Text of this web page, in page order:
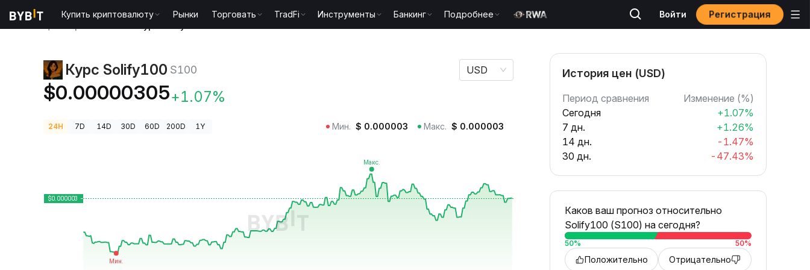
Купить криптовалюту Рынки Торговать TradFi Инструменты Банкинг Подробнее Войти Регистрация
Курс Solify100 S100
$0.00000305+1.07%
USD
24H 7D 14D 30D 60D 200D 1Y Мин. $ 0.000003 Макс. $ 0.000003
История цен (USD)
Период сравнения
Изменение (%)
Сегодня
+1.07%
7 дн.
+1.26%
14 дн.
-1.47%
30 дн.
-47.43%
Каков ваш прогноз относительно
Solify100 (S100) на сегодня?
50% 50%
Положительно Отрицательно